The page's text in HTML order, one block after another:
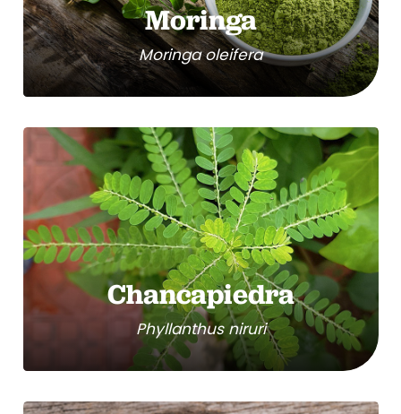
Moringa
Moringa oleifera
Chancapiedra
Phyllanthus niruri